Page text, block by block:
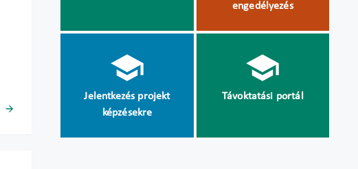
engedélyezés
Jelentkezés projekt
képzésekre
Távoktatási portál